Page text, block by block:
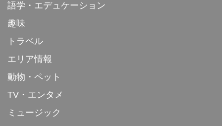
語学・エデュケーション
趣味
トラベル
エリア情報
動物・ペット
TV・エンタメ
ミュージック